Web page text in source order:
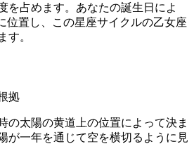
を占めます。あなたの誕生日によ
位置し、この星座サイクルの乙女座
す。
拠
の太陽の黄道上の位置によって決ま
が一年を通じて空を横切るように見